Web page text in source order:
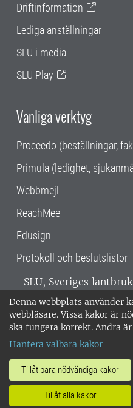
Denna webbplats använder
webbläsare. Vissa kakor är
ska fungera korrekt. Andra
Hantera valbara kakor
Tillåt bara nödvändiga kakor
Tillåt alla kakor
Driftinformation
Lediga anställningar
SLU i media
SLU Play
Vanliga verktyg
Proceedo (beställningar,
Primula (ledighet,
Webbmejl
ReachMee
Edusign
Protokoll och beslutslistor
SLU, Sveriges
verksamhet över hela
Alnarp, Uppsala och
miljöcertifierat enligt
018-67 10 00 • Org nr:
Om SLU:s webbplatser
•Hantera kakor•
personuppgifter